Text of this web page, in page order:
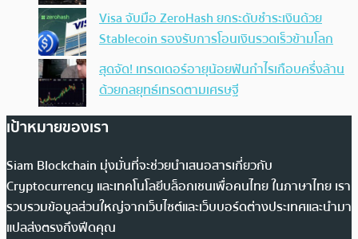
Visa จับมือ ZeroHash ยกระดับชำระเงินด้วย
Stablecoin รองรับการโอนเงินรวดเร็วข้ามโลก
สุดจัด! เทรดเดอร์อายุน้อยฟันกำไรเกือบครึ่งล้าน
ด้วยกลยุทธ์เทรดตามเศรษฐี
เป้าหมายของเรา
Siam Blockchain มุ่งมั่นที่จะช่วยนำเสนอสารเกี่ยวกับ
Cryptocurrency และเทคโนโลยีบล็อกเชนเพื่อคนไทย ในภาษาไทย เรา
รวบรวมข้อมูลส่วนใหญ่จากเว็บไซต์และเว็บบอร์ดต่างประเทศและนำมา
แปลส่งตรงถึงฟีดคุณ